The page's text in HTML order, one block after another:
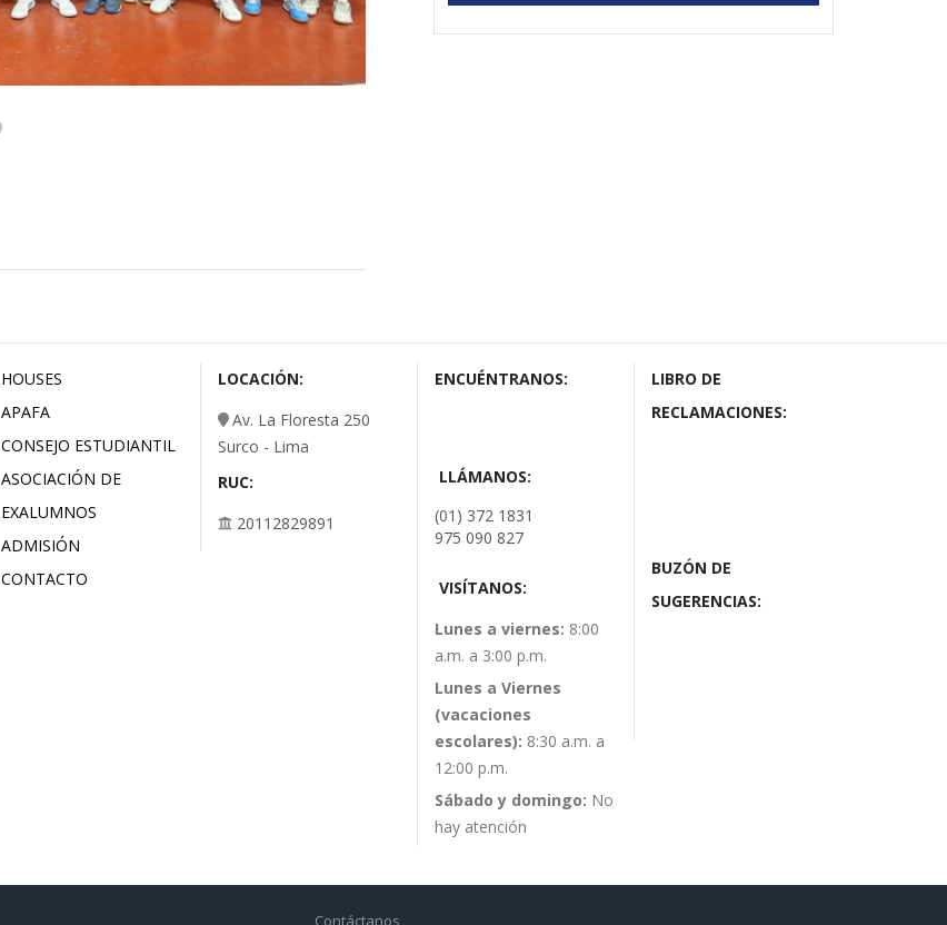
HOUSES
APAFA
CONSEJO ESTUDIANTIL
ASOCIACIÓN DE
EXALUMNOS
ADMISIÓN
CONTACTO
LOCACIÓN:
Av. La Floresta 250
Surco - Lima
RUC:
20112829891
ENCUÉNTRANOS:
LLÁMANOS:
(01) 372 1831
975 090 827
VISÍTANOS:
Lunes a viernes: 8:00
a.m. a 3:00 p.m.
Lunes a Viernes
(vacaciones
escolares): 8:30 a.m. a
12:00 p.m.
Sábado y domingo: No
hay atención
LIBRO DE
RECLAMACIONES:
BUZÓN DE
SUGERENCIAS:
Contáctanos